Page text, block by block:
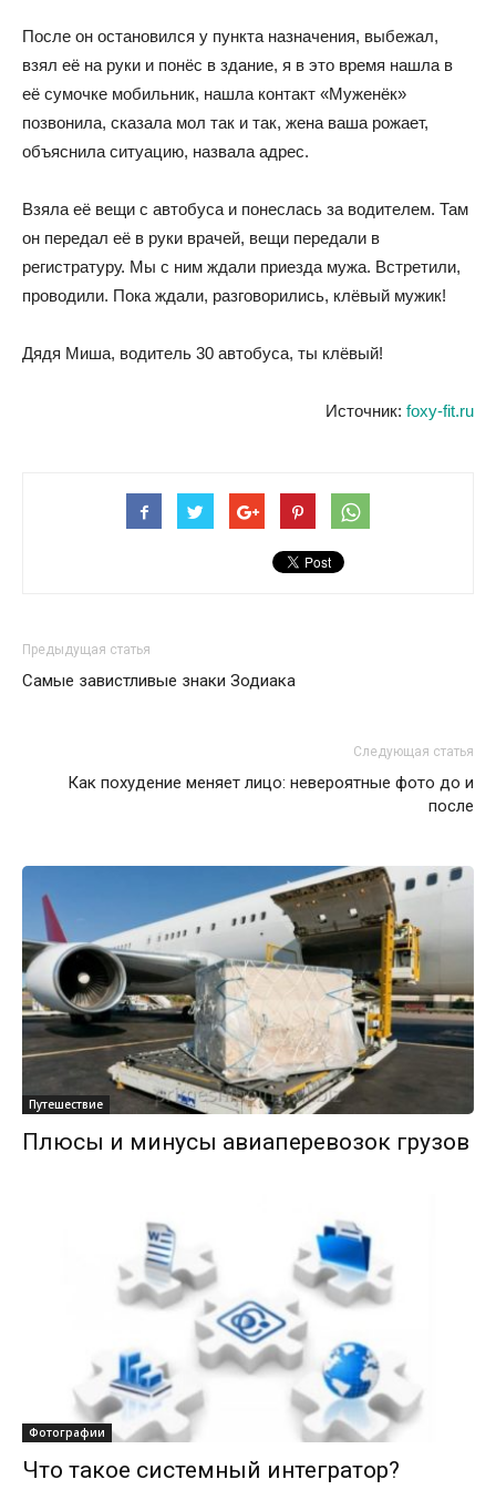
После он остановился у пункта назначения, выбежал,
взял её на руки и понёс в здание, я в это время нашла в
её сумочке мобильник, нашла контакт «Муженёк»
позвонила, сказала мол так и так, жена ваша рожает,
объяснила ситуацию, назвала адрес.
Взяла её вещи с автобуса и понеслась за водителем. Там
он передал её в руки врачей, вещи передали в
регистратуру. Мы с ним ждали приезда мужа. Встретили,
проводили. Пока ждали, разговорились, клёвый мужик!
Дядя Миша, водитель 30 автобуса, ты клёвый!
Источник: foxy-fit.ru
Предыдущая статья
Самые завистливые знаки Зодиака
Следующая статья
Как похудение меняет лицо: невероятные фото до и
после
Путешествие
Плюсы и минусы авиаперевозок грузов
Фотографии
Что такое системный интегратор?